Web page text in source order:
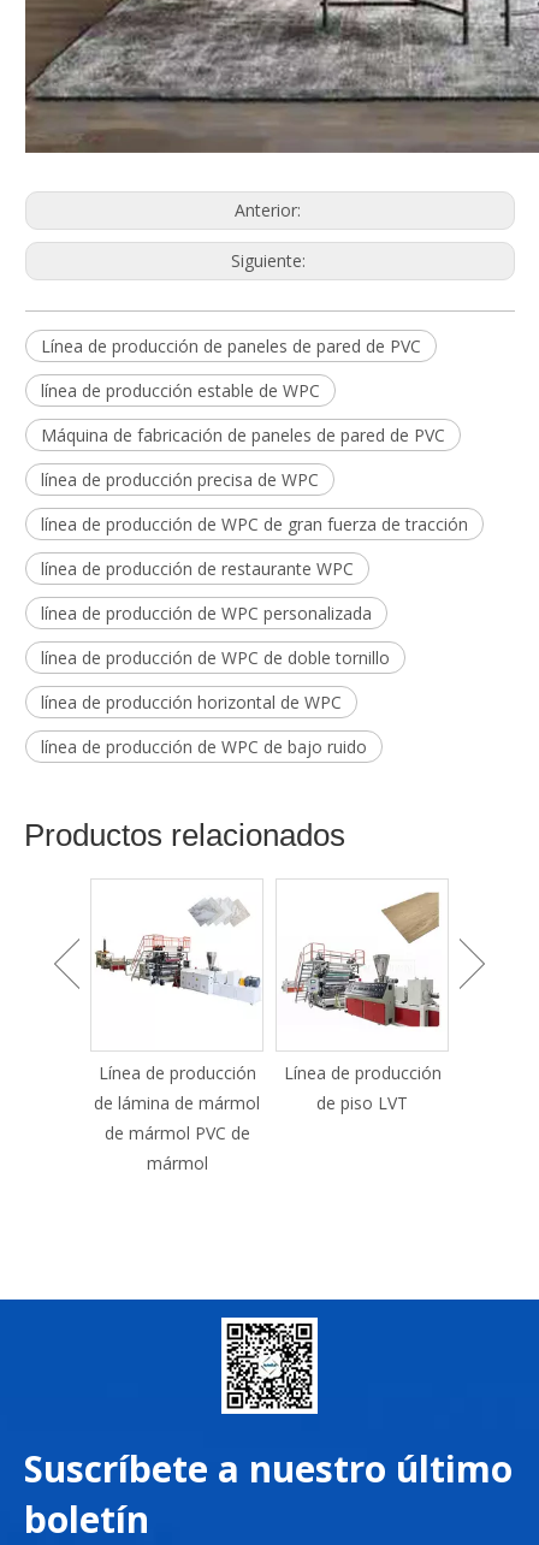
Anterior:
Siguiente:
Línea de producción de paneles de pared de PVC
línea de producción estable de WPC
Máquina de fabricación de paneles de pared de PVC
línea de producción precisa de WPC
línea de producción de WPC de gran fuerza de tracción
línea de producción de restaurante WPC
línea de producción de WPC personalizada
línea de producción de WPC de doble tornillo
línea de producción horizontal de WPC
línea de producción de WPC de bajo ruido
Productos relacionados
Línea de producción
de piso LVT
Máquina de cubierta
de WPC
Suscríbete a nuestro último
boletín